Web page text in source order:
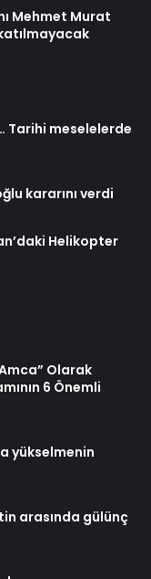
Mehmet Murat
Tarihi meselelerde
kararını verdi
Helikopter
Olarak
6 Önemli
yükselmenin
arasında gülünç